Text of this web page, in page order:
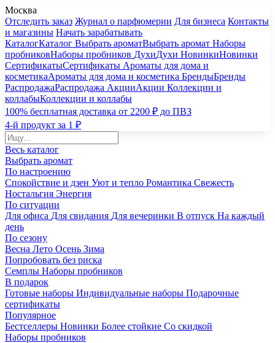
Москва
Отследить заказ Журнал о парфюмерии Для бизнеса Контакты
и магазины Начать зарабатывать
КаталогКаталог Выбрать ароматВыбрать аромат Наборы
пробниковНаборы пробников ДухиДухи НовинкиНовинки
СертификатыСертификаты Ароматы для дома и
косметикаАроматы для дома и косметика БрендыБренды
РаспродажаРаспродажа АкцииАкции Коллекции и
коллабыКоллекции и коллабы
100% бесплатная доставка от 2200 ₽ до ПВЗ
4-й продукт за 1 ₽
Весь каталог
Выбрать аромат
По настроению
Спокойствие и дзен Уют и тепло Романтика Свежесть
Ностальгия Энергия
По ситуации
Для офиса Для свидания Для вечеринки В отпуск На каждый
день
По сезону
Весна Лето Осень Зима
Попробовать без риска
Семплы Наборы пробников
В подарок
Готовые наборы Индивидуальные наборы Подарочные
сертификаты
Популярное
Бестселлеры Новинки Более стойкие Со скидкой
Наборы пробников